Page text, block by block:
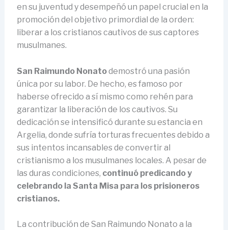
en su juventud y desempeñó un papel crucial en la
promoción del objetivo primordial de la orden:
liberar a los cristianos cautivos de sus captores
musulmanes.
San Raimundo Nonatodemostró una pasión
única por su labor. De hecho, es famoso por
haberse ofrecido a sí mismo como rehén para
garantizar la liberación de los cautivos. Su
dedicación se intensificó durante su estancia en
Argelia, donde sufría torturas frecuentes debido a
sus intentos incansables de convertir al
cristianismo a los musulmanes locales. A pesar de
las duras condiciones, continuó predicando y
celebrando la Santa Misa para los prisioneros
cristianos.
La contribución de San Raimundo Nonato a la